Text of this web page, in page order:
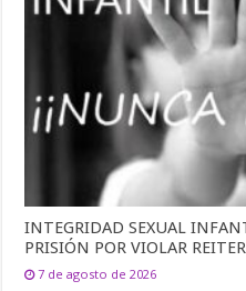
INTEGRIDAD SEXUAL
PRISIÓN POR VIOLAR
7 de agosto de 2026